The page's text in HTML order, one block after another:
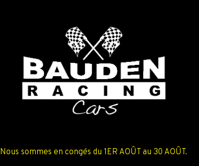
Nous sommes en congés du 1ER AOÛT au 30 AOÛT.